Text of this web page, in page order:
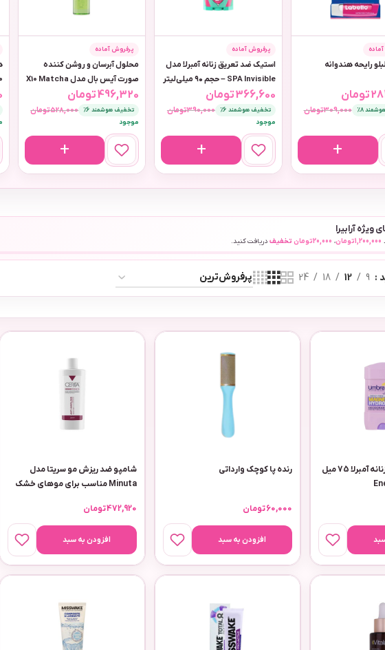
رایحه هندوانه
309,000تومان
تومان
8٪
پرفروش آماده
استیک ضد تعریق زنانه آمبرلا مدل
SPA Invisible – حجم ۹۰ میلی‌لیتر
390,000تومان
366,600تومان
تخفیف هوشمند 6٪
موجود
پرفروش آماده
محلول آبرسان و روشن کننده
صورت آیس بال مدل X10 Matcha
حجم ۲۱۲ میلی لیتر
528,000تومان
496,320تومان
تخفیف هوشمند 6٪
موجود
ویژه آرابیرا
1,200,000تومان، 20,000تومان تخفیف دریافت کنید.
9
12
18
24
استیک ضد تعریق زنانه آمبرلا 75 میل
رنده پا کوچک وارداتی
60,000تومان
افزودن به سبد
شامپو ضد ریزش مو سریتا مدل
Minuta مناسب برای موهای خشک
472,920تومان
افزودن به سبد